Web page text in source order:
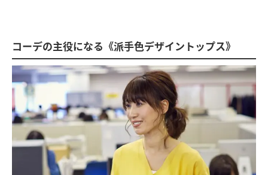
コーデの主役になる《派手色デザイントップス》